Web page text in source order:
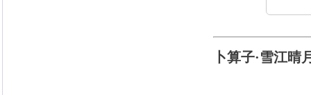
卜算子·雪江